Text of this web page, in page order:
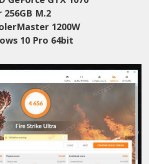
M.2
1200W
10 Pro 64bit